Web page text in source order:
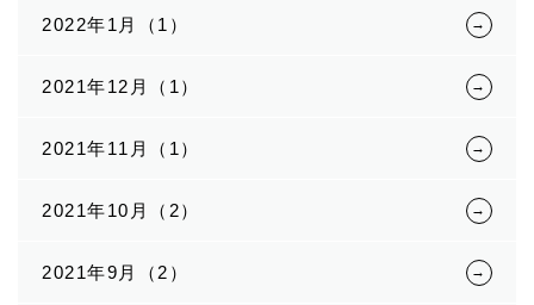
2022年1月（1）
2021年12月（1）
2021年11月（1）
2021年10月（2）
2021年9月（2）